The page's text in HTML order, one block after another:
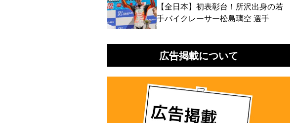
【全日本】初表彰台！所沢出身の若
手バイクレーサー松島璃空 選手
広告掲載について